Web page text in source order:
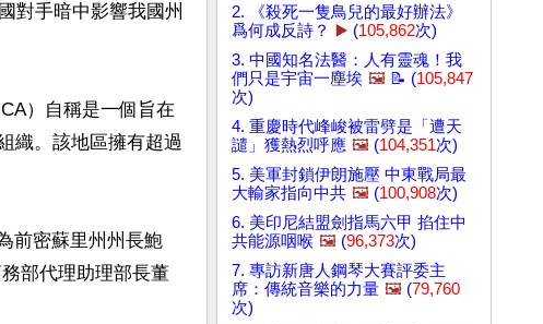
對手暗中影響我國州
）自稱是一個旨在
織。該地區擁有超過
前密蘇里州州長鮑
部代理助理部長董
2. 《殺死一隻鳥兒的最好辦法》
爲何成反詩？
▶️ (105,862次)
3. 中國知名法醫：人有靈魂！我
們只是宇宙一塵埃 🖼️ 📝 (105,847
次)
4. 重慶時代峰峻被雷劈是「遭天
譴」獲熱烈呼應 🖼️ (104,351次)
5. 美軍封鎖伊朗施壓 中東戰局最
大輸家指向中共 🖼️ (100,908次)
6. 美印尼結盟劍指馬六甲 掐住中
共能源咽喉 🖼️ (96,373次)
7. 專訪新唐人鋼琴大賽評委主
席：傳統音樂的力量 🖼️ (79,760
次)